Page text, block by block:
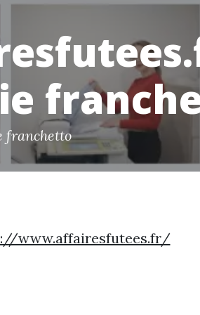
franchetto
www.affairesfutees.fr/